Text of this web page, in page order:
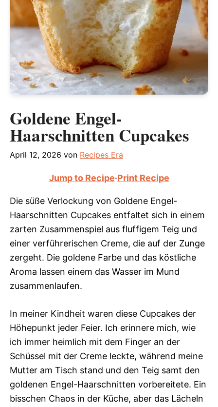
Goldene Engel-
Haarschnitten Cupcakes
April 12, 2026 von Recipes Era
Jump to Recipe·Print Recipe
Die süße Verlockung von Goldene Engel-
Haarschnitten Cupcakes entfaltet sich in einem
zarten Zusammenspiel aus fluffigem Teig und
einer verführerischen Creme, die auf der Zunge
zergeht. Die goldene Farbe und das köstliche
Aroma lassen einem das Wasser im Mund
zusammenlaufen.
In meiner Kindheit waren diese Cupcakes der
Höhepunkt jeder Feier. Ich erinnere mich, wie
ich immer heimlich mit dem Finger an der
Schüssel mit der Creme leckte, während meine
Mutter am Tisch stand und den Teig samt den
goldenen Engel-Haarschnitten vorbereitete. Ein
bisschen Chaos in der Küche, aber das Lächeln